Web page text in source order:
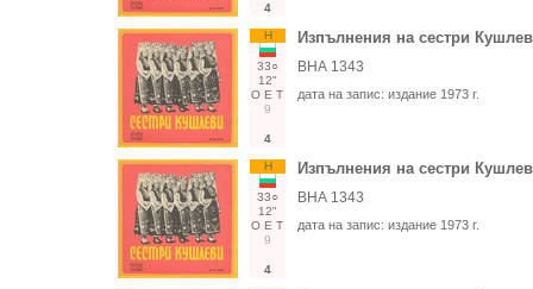
4
Н
33○
12"
О Е Т
9
4
Изпълнения на сестри
ВНА 1343
дата на запис: издание 1973 г.
Н
33○
12"
О Е Т
9
4
Изпълнения на сестри
ВНА 1343
дата на запис: издание 1973 г.